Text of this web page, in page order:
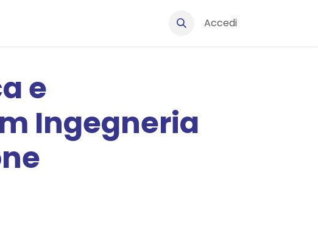
L8 - Ingegneria informatica e dell’automazione - Curriculum
Accedi
e
Ingegneria